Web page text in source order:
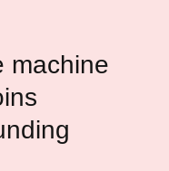
machine